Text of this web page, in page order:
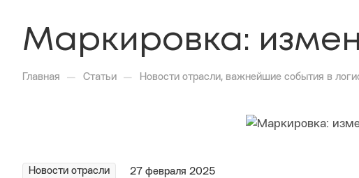
Маркировка:
Главная — Статьи — Новости отрасли, важнейшие события в
Новости отрасли 27 февраля 2025